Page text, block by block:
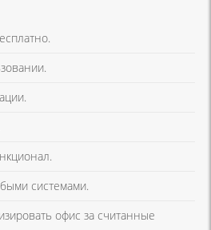
системами.
офис за считанные